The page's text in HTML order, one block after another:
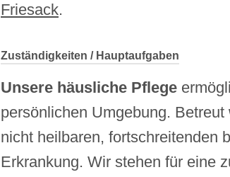
Friesack.
Zuständigkeiten / Hauptaufgaben
Unsere häusliche Pflege
persönlichen Umgebung.
nicht heilbaren, fortschreitenden
Erkrankung. Wir stehen für eine